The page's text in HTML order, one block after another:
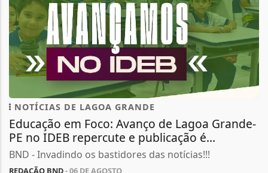
NOTÍCIAS DE LAGOA GRANDE
Educação em Foco: Avanço de Lagoa Grande-
PE no IDEB repercute e publicação é...
BND - Invadindo os bastidores das notícias!!!
REDAÇÃO BND- 06 DE AGOSTO